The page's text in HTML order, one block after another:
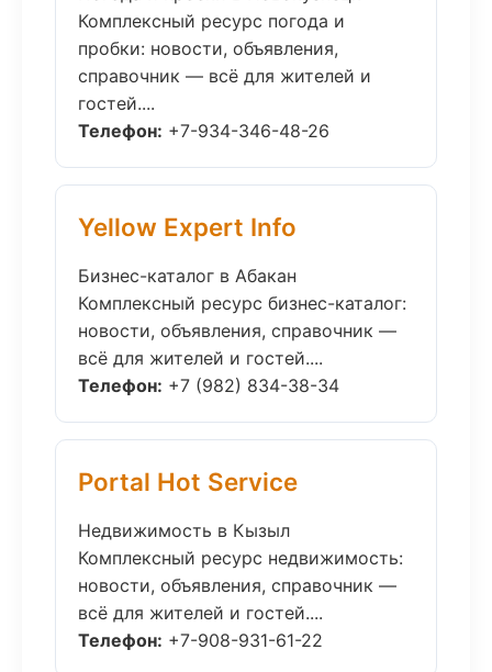
Комплексный ресурс погода и
пробки: новости, объявления,
справочник — всё для жителей и
гостей....
Телефон: +7-934-346-48-26
Yellow Expert Info
Бизнес-каталог в Абакан
Комплексный ресурс бизнес-каталог:
новости, объявления, справочник —
всё для жителей и гостей....
Телефон: +7 (982) 834-38-34
Portal Hot Service
Недвижимость в Кызыл
Комплексный ресурс недвижимость:
новости, объявления, справочник —
всё для жителей и гостей....
Телефон: +7-908-931-61-22